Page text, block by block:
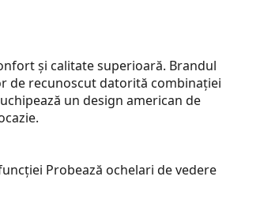
și calitate superioară. Brandul
de recunoscut datorită combinației
un design american de
Probează ochelari de vedere